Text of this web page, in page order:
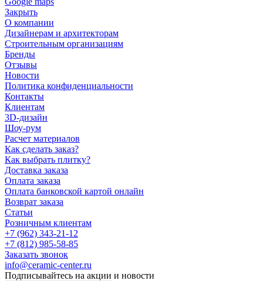
Закрыть
О компании
Дизайнерам и архитекторам
Строительным организациям
Бренды
Отзывы
Новости
Политика конфиденциальности
Контакты
Клиентам
3D-дизайн
Шоу-рум
Расчет материалов
Как сделать заказ?
Как выбрать плитку?
Доставка заказа
Оплата заказа
Оплата банковской картой онлайн
Возврат заказа
Статьи
Розничным клиентам
+7 (962) 343-21-12
+7 (812) 985-58-85
Заказать звонок
info@ceramic-center.ru
Подписывайтесь на акции и новости